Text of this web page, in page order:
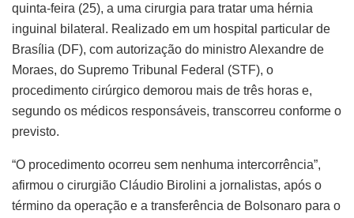
quinta-feira (25), a uma cirurgia para tratar uma hérnia
inguinal bilateral. Realizado em um hospital particular de
Brasília (DF), com autorização do ministro Alexandre de
Moraes, do Supremo Tribunal Federal (STF), o
procedimento cirúrgico demorou mais de três horas e,
segundo os médicos responsáveis, transcorreu conforme o
previsto.
“O procedimento ocorreu sem nenhuma intercorrência”,
afirmou o cirurgião Cláudio Birolini a jornalistas, após o
término da operação e a transferência de Bolsonaro para o